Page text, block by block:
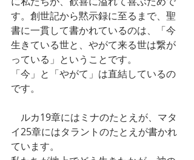
す。創世記から黙示録に至るまで、聖
書に一貫して書かれているのは、「今
生きている世と、やがて来る世は繋が
っている」ということです。
「今」と「やがて」は直結しているの
です。
ルカ19章にはミナのたとえが、マタ
イ25章にはタラントのたとえが書かれ
ています。